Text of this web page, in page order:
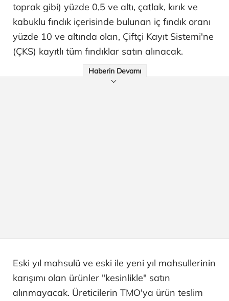
toprak gibi) yüzde 0,5 ve altı, çatlak, kırık ve
kabuklu fındık içerisinde bulunan iç fındık oranı
yüzde 10 ve altında olan, Çiftçi Kayıt Sistemi'ne
(ÇKS) kayıtlı tüm fındıklar satın alınacak.
Haberin Devamı
Eski yıl mahsulü ve eski ile yeni yıl mahsullerinin
karışımı olan ürünler "kesinlikle" satın
alınmayacak. Üreticilerin TMO'ya ürün teslim